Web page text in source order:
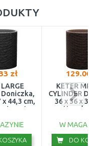
zł
Doniczka,
x 44,3 cm,
129.00
KETER
CYLINDER
36 x 36 x
rattan,
W
DO